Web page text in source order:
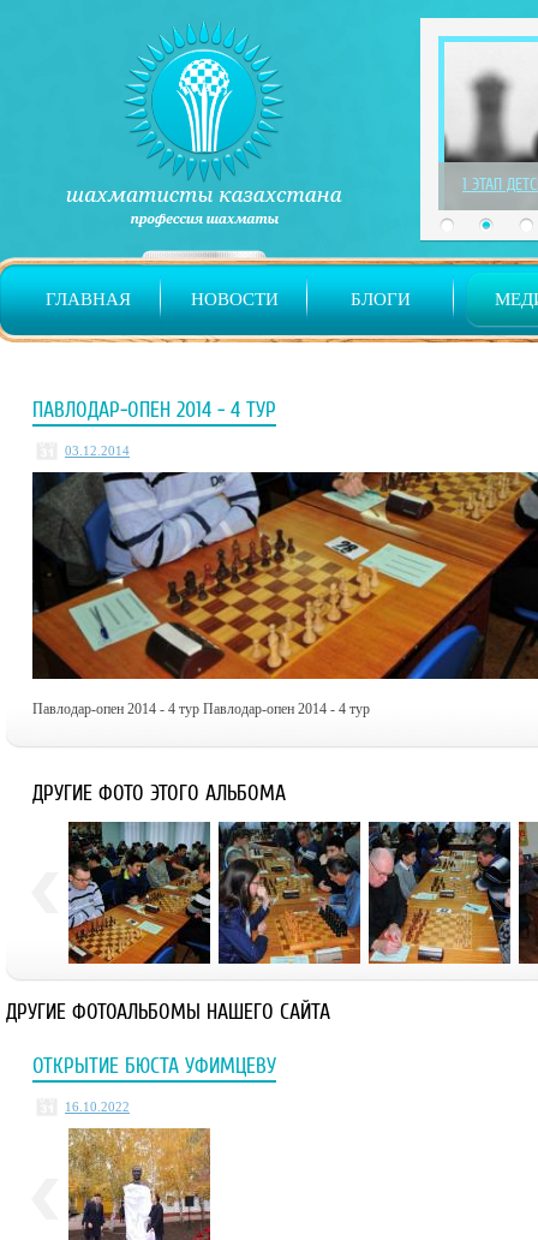
ГЛАВНАЯ НОВОСТИ БЛОГИ
1 ЭТАП
ПАВЛОДАР-ОПЕН 2014 - 4 ТУР
03.12.2014
Павлодар-опен 2014 - 4 тур Павлодар-опен 2014 - 4 тур
ДРУГИЕ ФОТО ЭТОГО АЛЬБОМА
ДРУГИЕ ФОТОАЛЬБОМЫ НАШЕГО САЙТА
ОТКРЫТИЕ БЮСТА УФИМЦЕВУ
16.10.2022